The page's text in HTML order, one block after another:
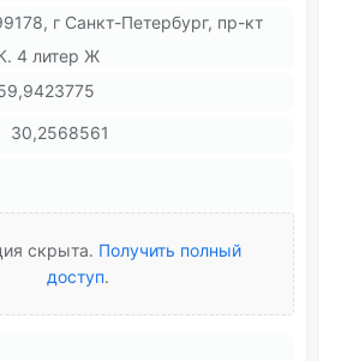
г Санкт-Петербург, пр-кт
4 литер Ж
30,2568561
скрыта. Получить полный
доступ.